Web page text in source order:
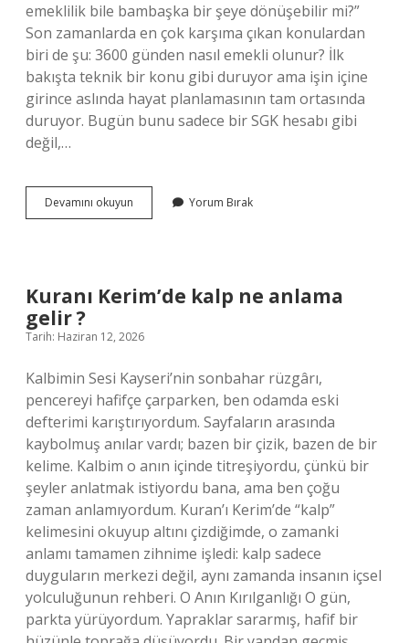
emeklilik bile bambaşka bir şeye dönüşebilir mi?”
Son zamanlarda en çok karşıma çıkan konulardan
biri de şu: 3600 günden nasıl emekli olunur? İlk
bakışta teknik bir konu gibi duruyor ama işin içine
girince aslında hayat planlamasının tam ortasında
duruyor. Bugün bunu sadece bir SGK hesabı gibi
değil,…
Devamını okuyun
günden
Yorum Bırak
Kuranı Kerim’de kalp ne anlama
gelir ?
Tarih: Haziran 12, 2026
Kalbimin Sesi Kayseri’nin sonbahar rüzgârı,
pencereyi hafifçe çarparken, ben odamda eski
defterimi karıştırıyordum. Sayfaların arasında
kaybolmuş anılar vardı; bazen bir çizik, bazen de bir
kelime. Kalbim o anın içinde titreşiyordu, çünkü bir
şeyler anlatmak istiyordu bana, ama ben çoğu
zaman anlamıyordum. Kuran’ı Kerim’de “kalp”
kelimesini okuyup altını çizdiğimde, o zamanki
anlamı tamamen zihnime işledi: kalp sadece
duyguların merkezi değil, aynı zamanda insanın içsel
yolculuğunun rehberi. O Anın Kırılganlığı O gün,
parkta yürüyordum. Yapraklar sararmış, hafif bir